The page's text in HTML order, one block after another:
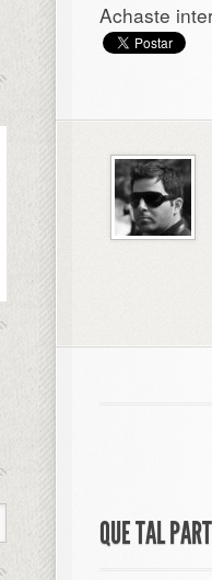
Achaste
QUE TAL